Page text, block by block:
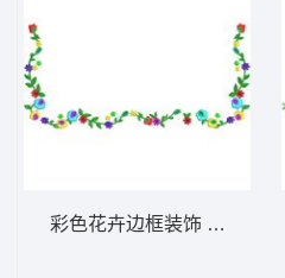
彩色花卉边框装饰 免费大